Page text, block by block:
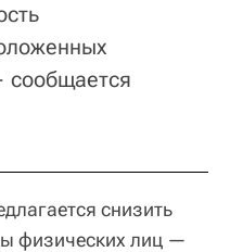
снизить
физических лиц —